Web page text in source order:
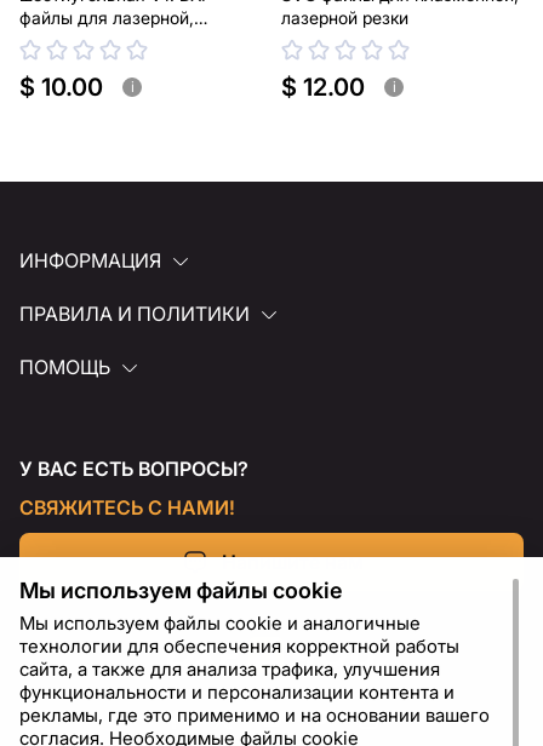
файлы для лазерной,
плазменной резки
$ 10.00 i
лазерной резки
$ 12.00 i
ИНФОРМАЦИЯ
ПРАВИЛА И ПОЛИТИКИ
ПОМОЩЬ
У ВАС ЕСТЬ ВОПРОСЫ?
СВЯЖИТЕСЬ С НАМИ!
Напишите нам
Мы используем файлы cookie
Мы используем файлы cookie и аналогичные
технологии для обеспечения корректной работы
сайта, а также для анализа трафика, улучшения
функциональности и персонализации контента и
рекламы, где это применимо и на основании вашего
согласия. Необходимые файлы cookie